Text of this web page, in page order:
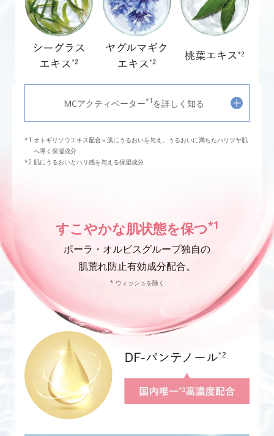
MCアクティベーター*1 を詳しく知る
オトギリソウエキス配合＝肌にうるおいを与え、うるおいに満ちたハリツヤ肌
へ導く保湿成分
肌にうるおいとハリ感を与える保湿成分
すこやかな肌状態を保つ*1
ポーラ・オルビスグループ独自の
肌荒れ防止有効成分配合。
* ウォッシュを除く